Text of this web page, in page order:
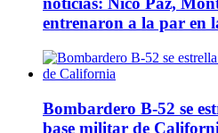
entrenaron a la par en
Bombardero B-52 se
base militar de